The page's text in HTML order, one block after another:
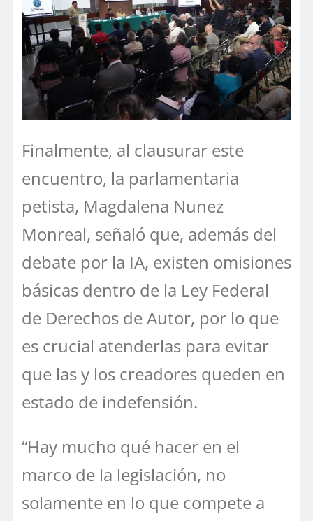
Finalmente, al clausurar este
encuentro, la parlamentaria
petista, Magdalena Nunez
Monreal, señaló que, además del
debate por la IA, existen omisiones
básicas dentro de la Ley Federal
de Derechos de Autor, por lo que
es crucial atenderlas para evitar
que las y los creadores queden en
estado de indefensión.
“Hay mucho qué hacer en el
marco de la legislación, no
solamente en lo que compete a